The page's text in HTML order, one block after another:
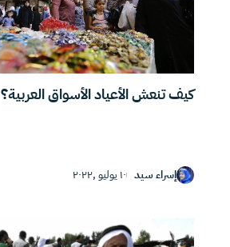
كيف تنعش الأعياد الأسواق العربية؟
إسراء سيد ١٠ يوليو ,٢٠٢٢